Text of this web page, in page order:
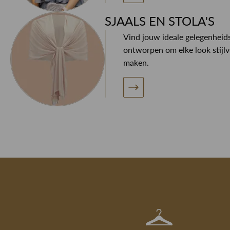
SJAALS EN STOLA'S
Vind jouw ideale
ontworpen om elke look
maken.